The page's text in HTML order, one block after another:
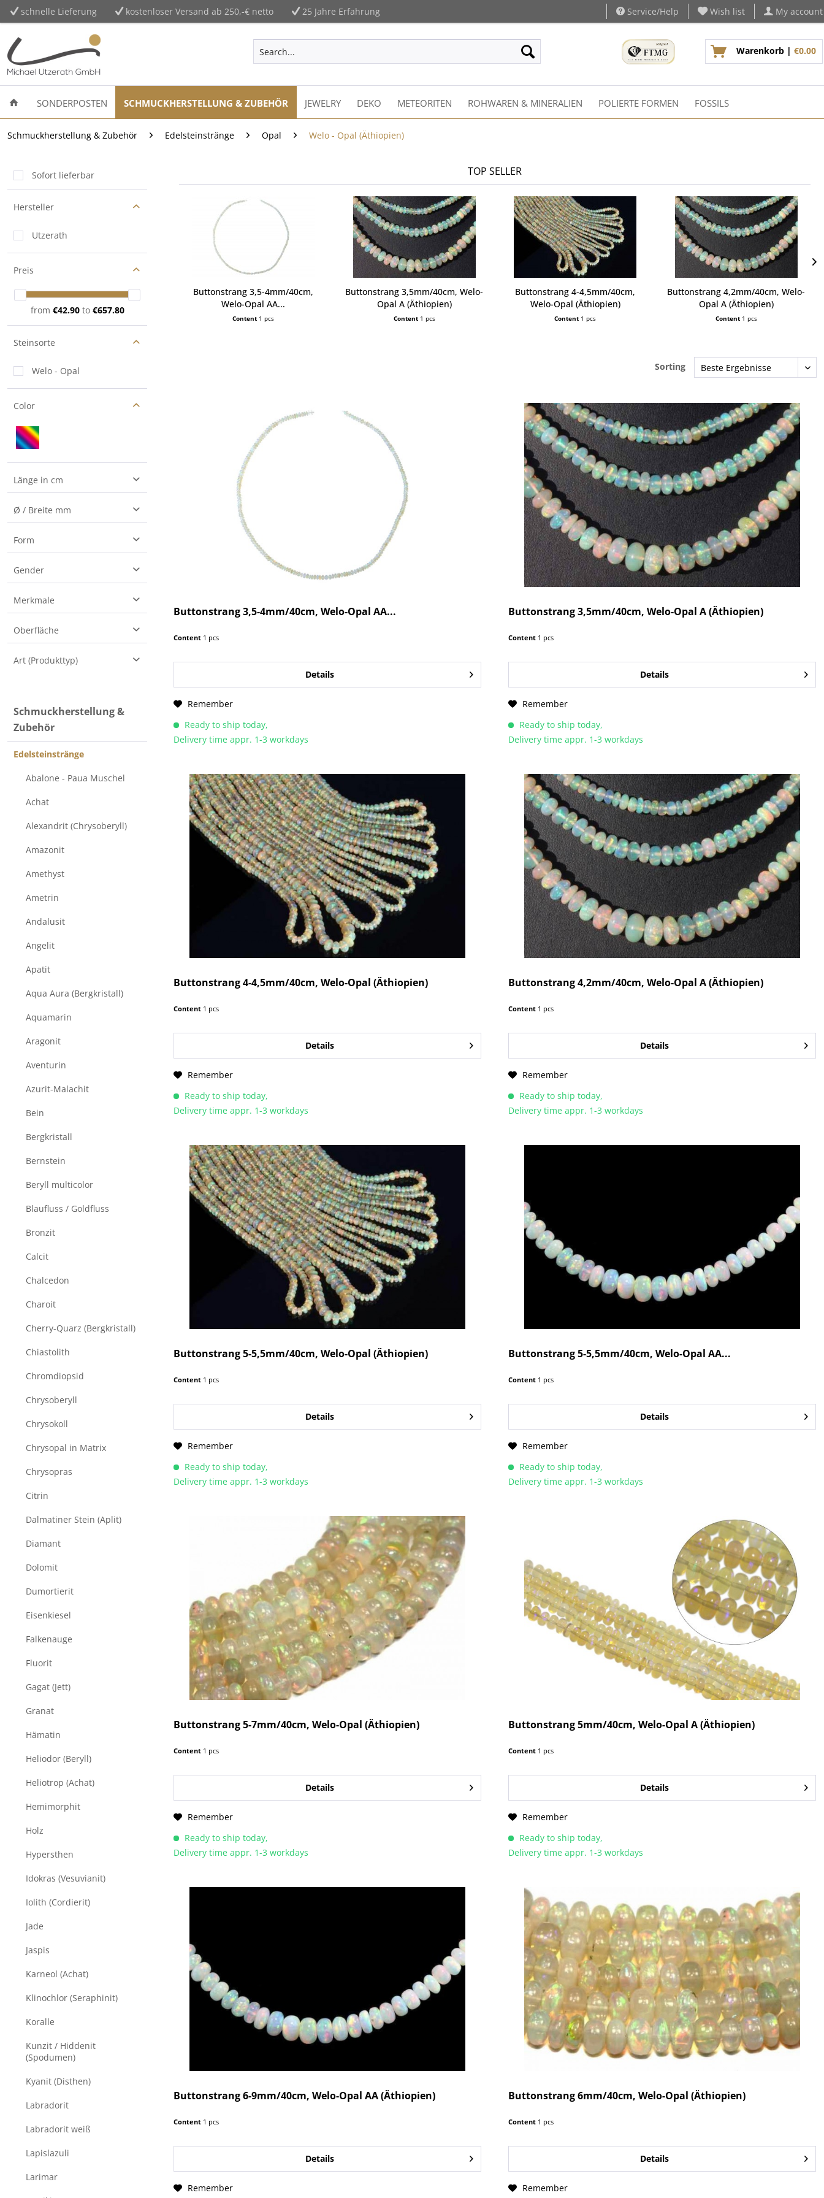
schnelle Lieferung kostenloser Versand ab 250,-€ netto 25 Jahre Erfahrung Service/Help Wish list My account
Warenkorb | €0.00
SONDERPOSTEN SCHMUCKHERSTELLUNG & ZUBEHÖR JEWELRY DEKO METEORITEN ROHWAREN & MINERALIEN POLIERTE FORMEN FOSSILS
Schmuckherstellung & Zubehör Edelsteinstränge Opal Welo - Opal (Äthiopien)
Sofort lieferbar
Hersteller
Utzerath
Preis
from €42.90 to €657.80
Steinsorte
Welo - Opal
Color
Länge in cm
40
Ø / Breite mm
3.5
5
5.2
8
Form
Button
Kugel
Quadrat
Scheibe
Gender
Damen
Merkmale
Bitte beachten Sie: Dies ist ein Naturprodukt, wodurch die Farben und Muster leicht variieren können
Deutsches Unternehmen mit mehr als 20 Jahren Erfahrung im Bereich Edelsteine, Mineralien & Schmuck
Für unsere Schmuckstücke verwenden wir echte Edelsteine, Silber und Gold - selbstverständlich sind unsere Edelmetalle gestempelt
Oberfläche
facettiert
Art (Produkttyp)
Schmuckherstellung &
Zubehör
Edelsteinstränge
Abalone - Paua Muschel
Achat
Alexandrit (Chrysoberyll)
Amazonit
Amethyst
Ametrin
Andalusit
Angelit
Apatit
Aqua Aura (Bergkristall)
Aquamarin
Aragonit
Aventurin
Azurit-Malachit
Bein
Bergkristall
Bernstein
Beryll multicolor
Blaufluss / Goldfluss
Bronzit
Calcit
Chalcedon
Charoit
Cherry-Quarz (Bergkristall)
Chiastolith
Chromdiopsid
Chrysoberyll
Chrysokoll
Chrysopal in Matrix
Chrysopras
Citrin
Dalmatiner Stein (Aplit)
Diamant
Dolomit
Dumortierit
Eisenkiesel
Falkenauge
Fluorit
Gagat (Jett)
Granat
Hämatin
Heliodor (Beryll)
Heliotrop (Achat)
Hemimorphit
Holz
Hypersthen
Idokras (Vesuvianit)
Iolith (Cordierit)
Jade
Jaspis
Karneol (Achat)
Klinochlor (Seraphinit)
Koralle
Kunzit / Hiddenit
(Spodumen)
Kyanit (Disthen)
Labradorit
Labradorit weiß
Lapislazuli
Larimar
TOP SELLER
Buttonstrang 3,5-4mm/40cm,
Welo-Opal AA...
Content 1 pcs
Buttonstrang 3,5mm/40cm, Welo-
Opal A (Äthiopien)
Content 1 pcs
Buttonstrang 4-4,5mm/40cm,
Welo-Opal (Äthiopien)
Content 1 pcs
Buttonstrang 4,2mm/40cm, Welo-
Opal A (Äthiopien)
Content 1 pcs
Sorting
Buttonstrang 3,5-4mm/40cm, Welo-Opal AA...
Content 1 pcs
Details
Remember
Ready to ship today,
Delivery time appr. 1-3 workdays
Buttonstrang 3,5mm/40cm, Welo-Opal A (Äthiopien)
Content 1 pcs
Details
Remember
Ready to ship today,
Delivery time appr. 1-3 workdays
Buttonstrang 4-4,5mm/40cm, Welo-Opal (Äthiopien)
Content 1 pcs
Details
Remember
Ready to ship today,
Delivery time appr. 1-3 workdays
Buttonstrang 4,2mm/40cm, Welo-Opal A (Äthiopien)
Content 1 pcs
Details
Remember
Ready to ship today,
Delivery time appr. 1-3 workdays
Buttonstrang 5-5,5mm/40cm, Welo-Opal (Äthiopien)
Content 1 pcs
Details
Remember
Ready to ship today,
Delivery time appr. 1-3 workdays
Buttonstrang 5-5,5mm/40cm, Welo-Opal AA...
Content 1 pcs
Details
Remember
Ready to ship today,
Delivery time appr. 1-3 workdays
Buttonstrang 5-7mm/40cm, Welo-Opal (Äthiopien)
Content 1 pcs
Details
Remember
Ready to ship today,
Delivery time appr. 1-3 workdays
Buttonstrang 5mm/40cm, Welo-Opal A (Äthiopien)
Content 1 pcs
Details
Remember
Ready to ship today,
Delivery time appr. 1-3 workdays
Buttonstrang 6-9mm/40cm, Welo-Opal AA (Äthiopien)
Content 1 pcs
Details
Remember
Buttonstrang 6mm/40cm, Welo-Opal (Äthiopien)
Content 1 pcs
Details
Remember